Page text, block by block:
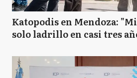
Katopodis en Mendoza:
solo ladrillo en casi tres